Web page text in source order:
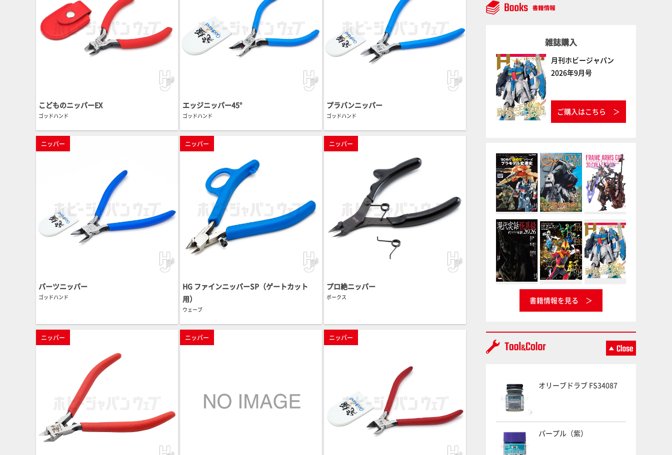
こどものニッパーEX
ゴッドハンド
エッジニッパー45°
ゴッドハンド
プラバンニッパー
ゴッドハンド
ニッパー
パーツニッパー
ゴッドハンド
ニッパー
HG ファインニッパーSP（ゲートカット
用）
ウェーブ
ニッパー
プロ絶ニッパー
ボークス
ニッパー ニッパー ニッパー
う！
雑誌購入
月刊ホビージャパン
2026年9月号
ご購入はこちら
書籍情報を見る
オリーブドラブ FS34087
パープル（紫）